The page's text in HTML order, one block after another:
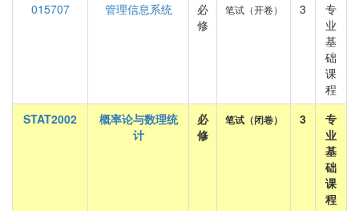
015707
管理信息系统
必
修
笔试（开卷） 3
专
业
基
础
课
程
STAT2002
概率论与数理统
计
必
修
笔试（闭卷） 3
专
业
基
础
课
程